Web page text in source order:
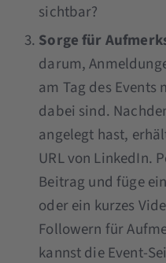
sichtbar?
Sorge für
darum,
am Tag des
dabei sind.
angelegt hast,
URL von LinkedIn.
Beitrag und füge
oder ein kurzes
Followern für
kannst die Event-